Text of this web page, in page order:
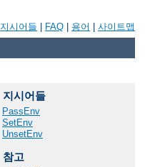
지시어들 FAQ 용어 사이트맵
지시어들
PassEnv
SetEnv
UnsetEnv
참고